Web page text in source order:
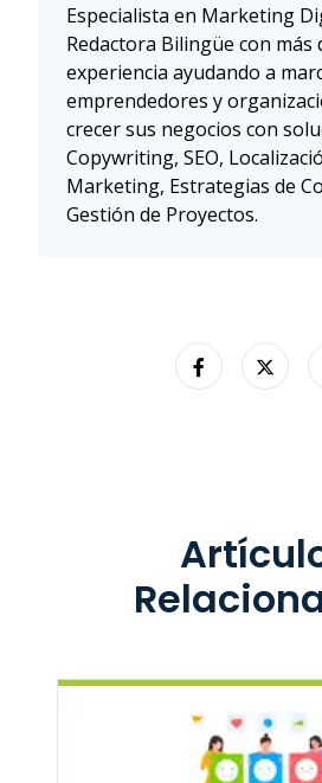
Especialista en Marketing
Redactora Bilingüe con más
experiencia ayudando a
emprendedores y
crecer sus negocios con
Copywriting, SEO,
Marketing, Estrategias de
Gestión de Proyectos.